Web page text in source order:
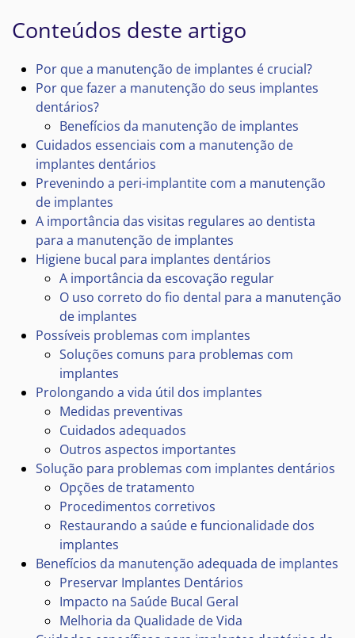
Conteúdos deste artigo
Por que a manutenção de implantes é crucial?
Por que fazer a manutenção do seus implantes
dentários?
Benefícios da manutenção de implantes
Cuidados essenciais com a manutenção de
implantes dentários
Prevenindo a peri-implantite com a manutenção
de implantes
A importância das visitas regulares ao dentista
para a manutenção de implantes
Higiene bucal para implantes dentários
A importância da escovação regular
O uso correto do fio dental para a manutenção
de implantes
Possíveis problemas com implantes
Soluções comuns para problemas com
implantes
Prolongando a vida útil dos implantes
Medidas preventivas
Cuidados adequados
Outros aspectos importantes
Solução para problemas com implantes dentários
Opções de tratamento
Procedimentos corretivos
Restaurando a saúde e funcionalidade dos
implantes
Benefícios da manutenção adequada de implantes
Preservar Implantes Dentários
Impacto na Saúde Bucal Geral
Melhoria da Qualidade de Vida